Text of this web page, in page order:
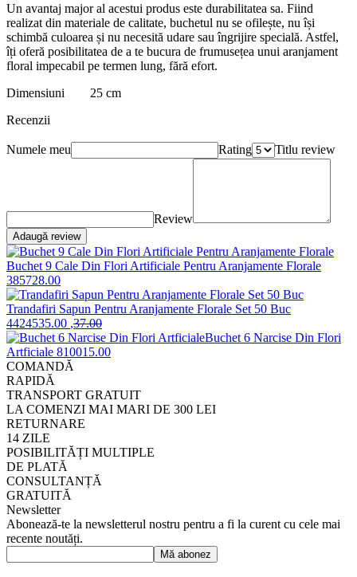
Un avantaj major al acestui produs este durabilitatea sa. Fiind
realizat din materiale de calitate, buchetul nu se ofilește, nu își
schimbă culoarea și nu necesită udare sau îngrijire specială. Astfel,
îți oferă posibilitatea de a te bucura de frumusețea unui aranjament
floral impecabil pe termen lung, fără efort.
Dimensiuni 25 cm
Recenzii
Numele meu Rating Titlu review
Review
Adaugă review
Buchet 9 Cale Din Flori Artificiale Pentru Aranjamente Florale
385728.00
Trandafiri Sapun Pentru Aranjamente Florale Set 50 Buc
4424535.00 ,37.00
Buchet 6 Narcise Din Flori
Artficiale 810015.00
COMANDĂ
RAPIDĂ
TRANSPORT GRATUIT
LA COMENZI MAI MARI DE 300 LEI
RETURNARE
14 ZILE
POSIBILITĂȚI MULTIPLE
DE PLATĂ
CONSULTANȚĂ
GRATUITĂ
Newsletter
Abonează-te la newsletterul nostru pentru a fi la curent cu cele mai
recente noutăți.
Mă abonez